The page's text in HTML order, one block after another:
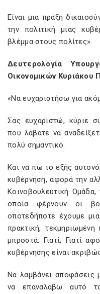
Είναι μια πράξη
την πολιτική μιας
βλέμμα στους πολίτες».
Δευτερολογία
Οικονομικών Κυριάκου
«Να ευχαριστήσω για
Σας ευχαριστώ, κύριε
που λάβατε να
πολύ σημαντικό.
Και να πω το εξής
κυβέρνηση, αφορά την
Κοινοβουλευτική
οποία φέρνουν οι
οποτεδήποτε έχουμε
πρακτική,
μπροστά. Γιατί; Γιατί
κυβέρνησης είναι
Να λαμβάνει αποφάσεις
να επαναλάβω αυτό